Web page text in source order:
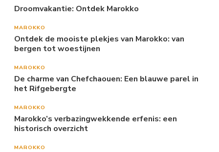
Droomvakantie: Ontdek Marokko
MAROKKO
Ontdek de mooiste plekjes van Marokko: van
bergen tot woestijnen
MAROKKO
De charme van Chefchaouen: Een blauwe parel in
het Rifgebergte
MAROKKO
Marokko’s verbazingwekkende erfenis: een
historisch overzicht
MAROKKO